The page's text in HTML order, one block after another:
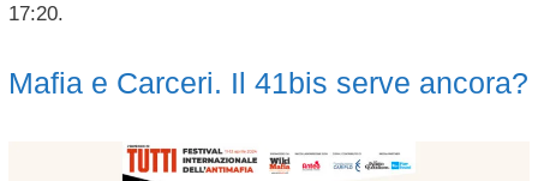
17:20.
Mafia e Carceri. Il 41bis serve ancora?